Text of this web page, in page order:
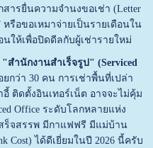
ารยื่นความจำนงขอเช่า (Letter
รือขอเหมาจ่ายเป็นรายเดือนใน
ให้เพื่อปิดดีลกับผู้เช่ารายใหม่
ำนักงานสำเร็จรูป" (Serviced
ว่า 30 คน การเช่าพื้นที่เปล่า
ติดตั้งอินเทอร์เน็ต อาจจะไม่คุ้ม
Office ระดับโลกหลายแห่ง
เสร็จสรรพ มีกาแฟฟรี มีแม่บ้าน
Cost) ได้ดีเยี่ยมในปี 2026 นี้ครับ